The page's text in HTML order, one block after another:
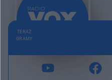
TERAZ
GRAMY